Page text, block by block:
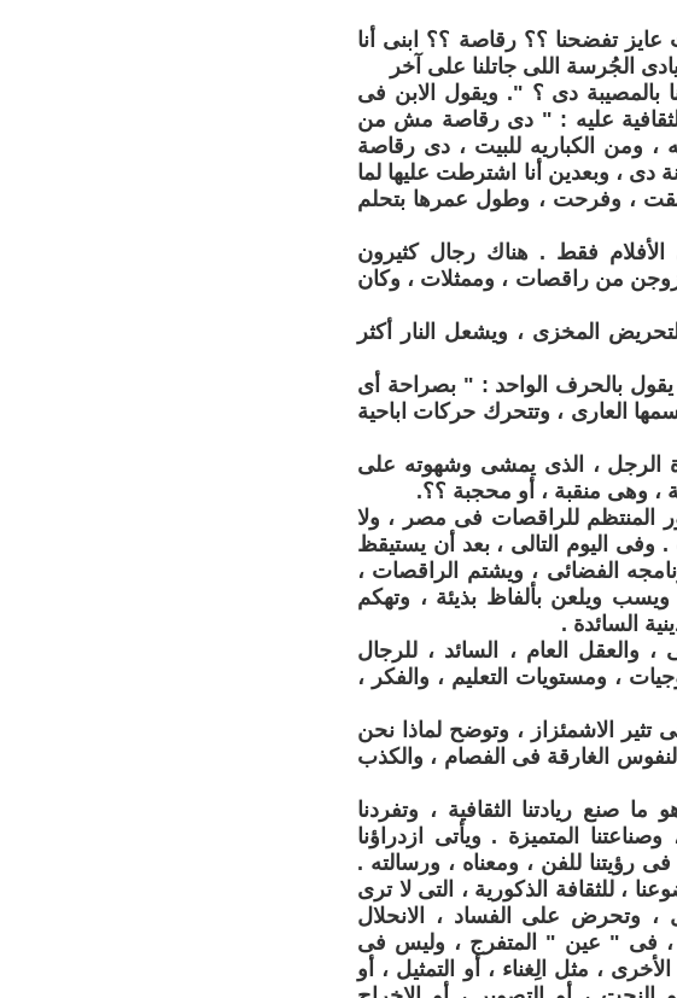
تفضحنا ؟؟ رقاصة ؟؟ ابنى أنا
الجُرسة اللى جاتلنا على آخر
بالمصيبة دى ؟ ". ويقول الابن فى
والثقافية عليه : " دى رقاصة مش من
، ومن الكباريه للبيت ، دى رقاصة
دى ، وبعدين أنا اشترطت عليها لما
، وفرحت ، وطول عمرها بتحلم
فقط . هناك رجال كثيرون
من راقصات ، وممثلات ، وكان
المخزى ، ويشعل النار أكثر
يقول بالحرف الواحد : " بصراحة أى
العارى ، وتتحرك حركات اباحية
الرجل ، الذى يمشى وشهوته على
، وهى منقبة ، أو محجبة ؟؟.
المنتظم للراقصات فى مصر ، ولا
وفى اليوم التالى ، بعد أن يستيقظ
الفضائى ، ويشتم الراقصات ،
ويسب ويلعن بألفاظ بذيئة ، وتهكم
السائدة .
والعقل العام ، السائد ، للرجال
، ومستويات التعليم ، والفكر ،
تثير الاشمئزاز ، وتوضح لماذا نحن
الغارقة فى الفصام ، والكذب
ريادتنا الثقافية ، وتفردنا
المتميزة . ويأتى ازدراؤنا
رؤيتنا للفن ، ومعناه ، ورسالته .
، للثقافة الذكورية ، التى لا ترى
، وتحرض على الفساد ، الانحلال
، فى " عين " المتفرج ، وليس فى
، مثل الِغناء ، أو التمثيل ، أو